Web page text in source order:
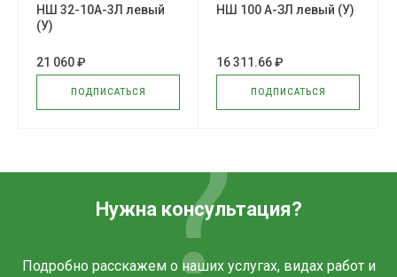
НШ 32-10А-3Л левый
(У)
21 060 ₽
ПОДПИСАТЬСЯ
НШ 100 А-ЗЛ левый (У)
16 311.66 ₽
ПОДПИСАТЬСЯ
Нужна консультация?
Подробно расскажем о наших услугах, видах работ и